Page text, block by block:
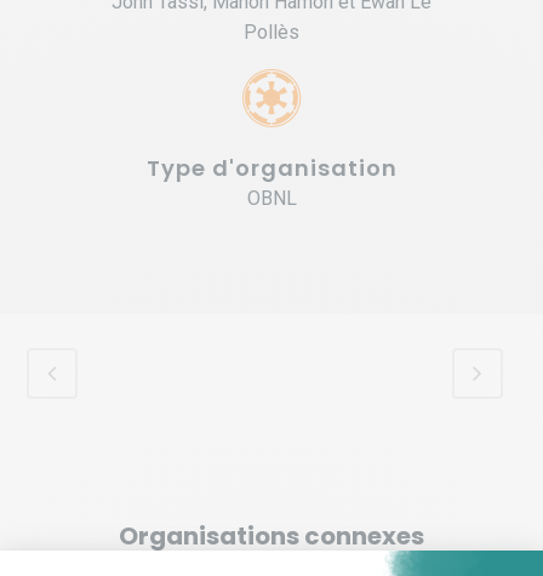
Pollès
Type d'organisation
OBNL
Organisations connexes